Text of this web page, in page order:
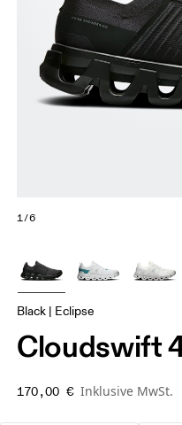
1/6
Black | Eclipse
Cloudswift
170,00 € Inklusive MwSt.